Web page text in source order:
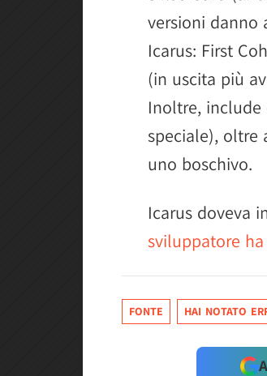
versioni danno
Icarus: First
(in uscita più
Inoltre, include
speciale), oltre
uno boschivo.
Icarus doveva
sviluppatore
FONTE HAI NOTATO